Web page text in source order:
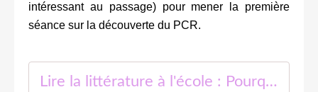
intéressant au passage) pour mener la première
séance sur la découverte du PCR.
Lire la littérature à l'école : Pourquoi et comment conduire cet aprentissage spécifique ? De la GS au CM